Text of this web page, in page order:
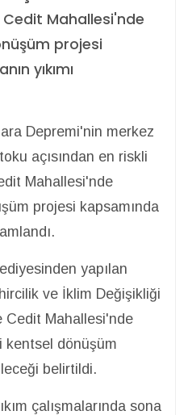
Mahallesi'nde
projesi
yıkımı
Depremi'nin merkez
açısından en riskli
Mahallesi'nde
projesi kapsamında
yapılan
ve İklim Değişikliği
Cedit Mahallesi'nde
kentsel dönüşüm
belirtildi.
çalışmalarında sona